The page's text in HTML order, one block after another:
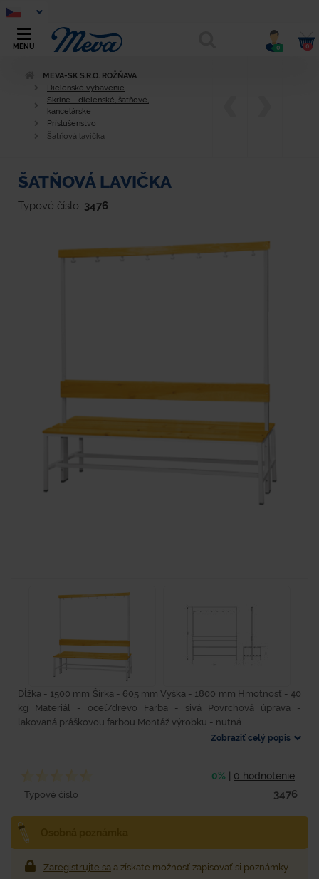
MENU 0 0
MEVA-SK S.R.O. ROŽŇAVA
Dielenské vybavenie
Skrine - dielenské, šatňové,
kancelárske
Príslušenstvo
Šatňová lavička
ŠATŇOVÁ LAVIČKA
Typové číslo: 3476
Dĺžka - 1500 mm Šírka - 605 mm Výška - 1800 mm Hmotnosť - 40
kg Materiál - oceľ/drevo Farba - sivá Povrchová úprava -
lakovaná práškovou farbou Montáž výrobku - nutná...
Zobraziť celý popis
0% 0 hodnotenie
Typové číslo 3476
Zaregistrujte sa a získate možnosť zapisovať si poznámky